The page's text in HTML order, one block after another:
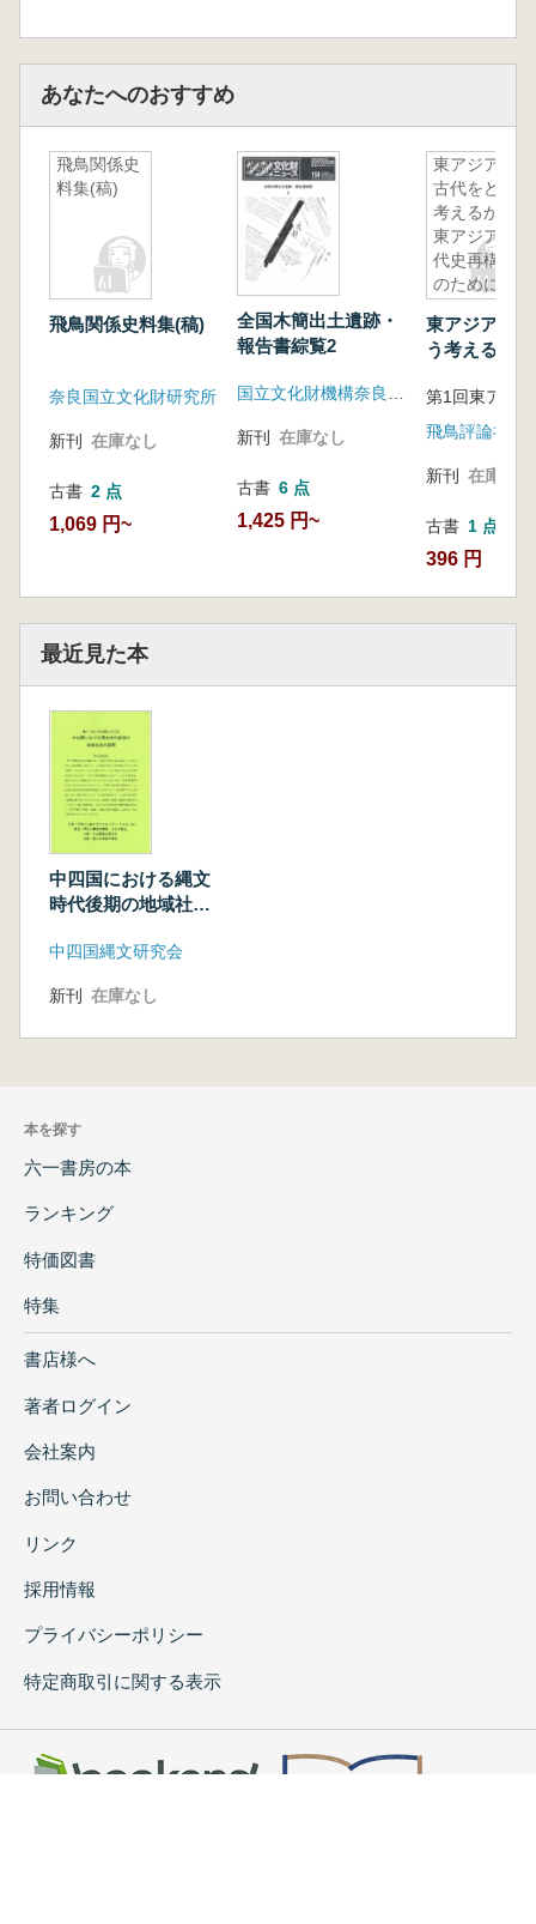
あなたへのおすすめ
飛鳥関係史
料集(稿)
飛鳥関係史料集(稿)
奈良国立文化財研究所
新刊 在庫なし
古書 2 点
1,069 円~
全国木簡出土遺跡・
報告書綜覧2
新刊 在庫なし
古書 6 点
1,425 円~
東アジアの
古代をどう
考えるか :
東アジア古
代史再構築
のために
東アジアの
う考えるか :
めに
飛鳥評論社
新刊 在庫なし
古書 1 点
396 円
最近見た本
中四国における縄文
時代後期の地域社会
中四国縄文研究会
新刊 在庫なし
本を探す
六一書房の本
ランキング
特価図書
特集
書店様へ
著者ログイン
会社案内
お問い合わせ
リンク
採用情報
プライバシーポリシー
特定商取引に関する表示